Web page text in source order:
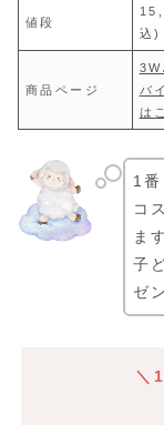
値段
込)
商品ページ
バ
は
1
コ
ま
子
ゼ
＼